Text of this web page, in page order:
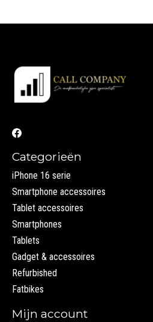
Categorieën
iPhone 16 serie
Smartphone accessoires
Tablet accessoires
Smartphones
Tablets
Gadget & accessoires
Refurbished
Fatbikes
Mijn account